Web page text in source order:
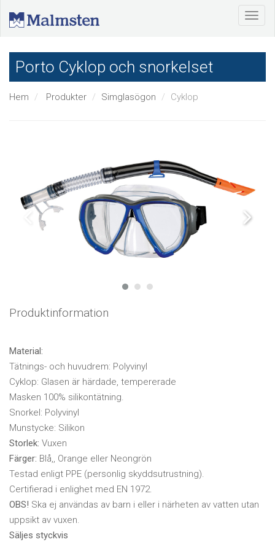
Porto Cyklop och snorkelset
Hem Produkter Simglasögon Cyklop
Produktinformation
Material:
Tätnings- och huvudrem: Polyvinyl
Cyklop: Glasen är härdade, tempererade
Masken 100% silikontätning.
Snorkel: Polyvinyl
Munstycke: Silikon
Storlek: Vuxen
Färger: Blå,, Orange eller Neongrön
Testad enligt PPE (personlig skyddsutrustning).
Certifierad i enlighet med EN 1972.
OBS! Ska ej användas av barn i eller i närheten av vatten utan
uppsikt av vuxen.
Säljes styckvis